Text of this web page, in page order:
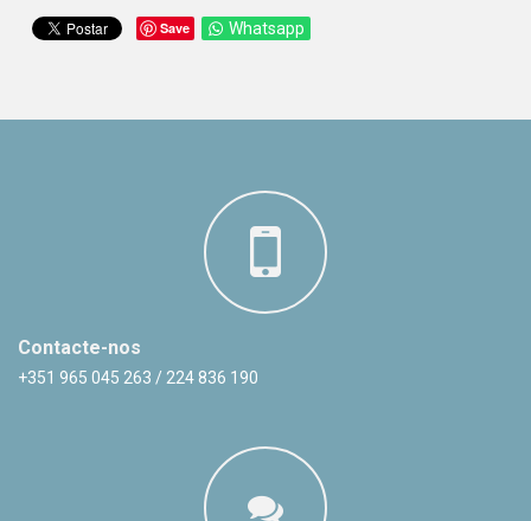
Save Whatsapp
Contacte-nos
+351 965 045 263 / 224 836 190